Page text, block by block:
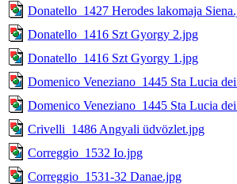
Donatello_1427 Herodes lakomaja
Donatello_1416 Szt Gyorgy 2.jpg
Donatello_1416 Szt Gyorgy 1.jpg
Domenico Veneziano_1445 Sta Lucia
Domenico Veneziano_1445 Sta Lucia
Crivelli_1486 Angyali üdvözlet.jpg
Correggio_1532 Io.jpg
Correggio_1531-32 Danae.jpg